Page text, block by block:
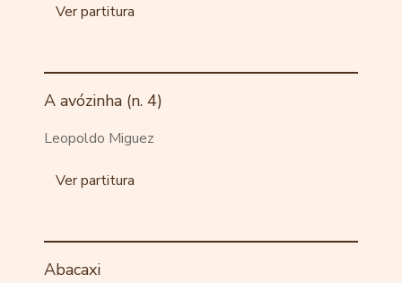
Ver partitura
A avózinha (n. 4)
Leopoldo Miguez
Ver partitura
Abacaxi